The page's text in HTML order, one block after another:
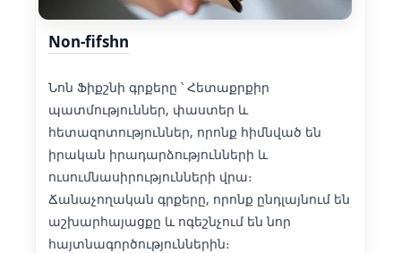
Non-fifshn
Նոն Ֆիքշնի գրքերը ՝ Հետաքրքիր
պատմություններ, փաստեր և
հետազոտություններ, որոնք հիմնված են
իրական իրադարձությունների և
ուսումնասիրությունների վրա։
Ճանաչողական գրքերը, որոնք ընդլայնում են
աշխարհայացքը և ոգեշնչում են նոր
հայտնագործություններին։